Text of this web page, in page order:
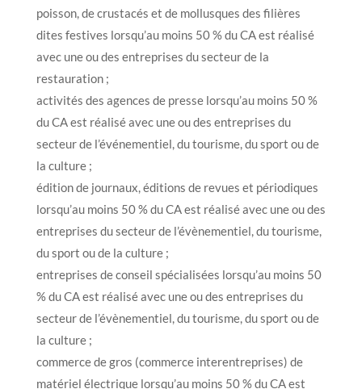
poisson, de crustacés et de mollusques des filières
dites festives lorsqu’au moins 50 % du CA est réalisé
avec une ou des entreprises du secteur de la
restauration ;
activités des agences de presse lorsqu’au moins 50 %
du CA est réalisé avec une ou des entreprises du
secteur de l’événementiel, du tourisme, du sport ou de
la culture ;
édition de journaux, éditions de revues et périodiques
lorsqu’au moins 50 % du CA est réalisé avec une ou des
entreprises du secteur de l’évènementiel, du tourisme,
du sport ou de la culture ;
entreprises de conseil spécialisées lorsqu’au moins 50
% du CA est réalisé avec une ou des entreprises du
secteur de l’évènementiel, du tourisme, du sport ou de
la culture ;
commerce de gros (commerce interentreprises) de
matériel électrique lorsqu’au moins 50 % du CA est